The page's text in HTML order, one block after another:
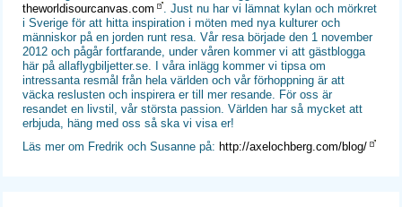
theworldisourcanvas.com
. Just nu har vi lämnat kylan och mörkret
i Sverige för att hitta inspiration i möten med nya kulturer och
människor på en jorden runt resa. Vår resa började den 1 november
2012 och pågår fortfarande, under våren kommer vi att gästblogga
här på allaflygbiljetter.se. I våra inlägg kommer vi tipsa om
intressanta resmål från hela världen och vår förhoppning är att
väcka reslusten och inspirera er till mer resande. För oss är
resandet en livstil, vår största passion. Världen har så mycket att
erbjuda, häng med oss så ska vi visa er!
Läs mer om Fredrik och Susanne på: http://axelochberg.com/blog/